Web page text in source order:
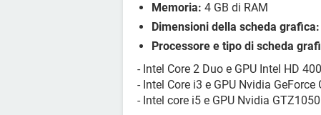
Memoria: 4 GB di RAM
Dimensioni della scheda grafica:
Processore e tipo di scheda
- Intel Core 2 Duo e GPU Intel HD
- Intel Core i3 e GPU Nvidia
- Intel core i5 e GPU Nvidia